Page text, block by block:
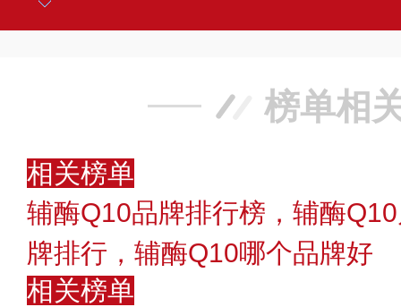
榜单相
相关榜单
辅酶Q10品牌排行榜，辅酶
牌排行，辅酶Q10哪个品牌好
相关榜单